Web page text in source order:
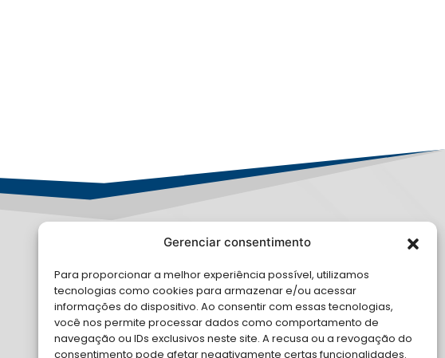
Gerenciar consentimento
Para proporcionar a melhor experiência possível, utilizamos
tecnologias como cookies para armazenar e/ou acessar
informações do dispositivo. Ao consentir com essas tecnologias,
você nos permite processar dados como comportamento de
navegação ou IDs exclusivos neste site. A recusa ou a revogação do
consentimento pode afetar negativamente certas funcionalidades.
FALE CONOSCO
Solicite Apoio Institucional da AMB
para o seu evento